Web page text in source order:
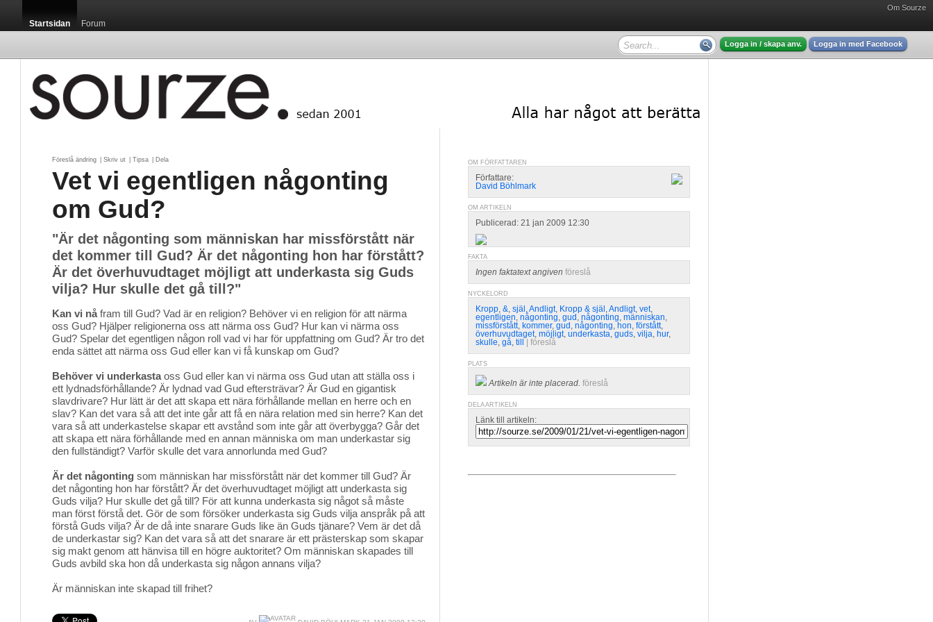
Om Sourze
Startsidan Forum
Logga in / skapa anv. Logga in med Facebook
Föreslå ändring Skriv ut Tipsa Dela
Vet vi egentligen någonting
om Gud?
"Är det någonting som människan har missförstått när
det kommer till Gud? Är det någonting hon har förstått?
Är det överhuvudtaget möjligt att underkasta sig Guds
vilja? Hur skulle det gå till?"
Kan vi nå fram till Gud? Vad är en religion? Behöver vi en religion för att närma
oss Gud? Hjälper religionerna oss att närma oss Gud? Hur kan vi närma oss
Gud? Spelar det egentligen någon roll vad vi har för uppfattning om Gud? Är tro det
enda sättet att närma oss Gud eller kan vi få kunskap om Gud?
Behöver vi underkastaoss Gud eller kan vi närma oss Gud utan att ställa oss i
ett lydnadsförhållande? Är lydnad vad Gud eftersträvar? Är Gud en gigantisk
slavdrivare? Hur lätt är det att skapa ett nära förhållande mellan en herre och en
slav? Kan det vara så att det inte går att få en nära relation med sin herre? Kan det
vara så att underkastelse skapar ett avstånd som inte går att överbygga? Går det
att skapa ett nära förhållande med en annan människa om man underkastar sig
den fullständigt? Varför skulle det vara annorlunda med Gud?
Är det någonting som människan har missförstått när det kommer till Gud? Är
det någonting hon har förstått? Är det överhuvudtaget möjligt att underkasta sig
Guds vilja? Hur skulle det gå till? För att kunna underkasta sig något så måste
man först förstå det. Gör de som försöker underkasta sig Guds vilja anspråk på att
förstå Guds vilja? Är de då inte snarare Guds like än Guds tjänare? Vem är det då
de underkastar sig? Kan det vara så att det snarare är ett prästerskap som skapar
sig makt genom att hänvisa till en högre auktoritet? Om människan skapades till
Guds avbild ska hon då underkasta sig någon annans vilja?
Är människan inte skapad till frihet?
OM FÖRFATTAREN
Författare:
David Böhlmark
OM ARTIKELN
Publicerad: 21 jan 2009 12:30
FAKTA
Ingen faktatext angiven föreslå
NYCKELORD
Kropp, &, själ ,Andligt, Kropp & själ ,Andligt, vet,
egentligen, någonting, gud , någonting, människan,
missförstått, kommer, gud , någonting, hon, förstått,
överhuvudtaget, möjligt, underkasta, guds, vilja, hur,
skulle, gå, till föreslå
PLATS
Artikeln är inte placerad. föreslå
DELA ARTIKELN
Länk till artikeln: